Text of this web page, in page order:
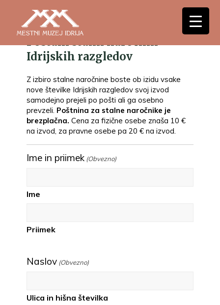
Postani stalni naročnik
Idrijskih razgledov
Z izbiro stalne naročnine boste ob izidu vsake
nove številke Idrijskih razgledov svoj izvod
samodejno prejeli po pošti ali ga osebno
prevzeli. Poštnina za stalne naročnike je
brezplačna. Cena za fizične osebe znaša 10 €
na izvod, za pravne osebe pa 20 € na izvod.
Ime in priimek (Obvezno)
Ime
Priimek
Naslov (Obvezno)
Ulica in hišna številka